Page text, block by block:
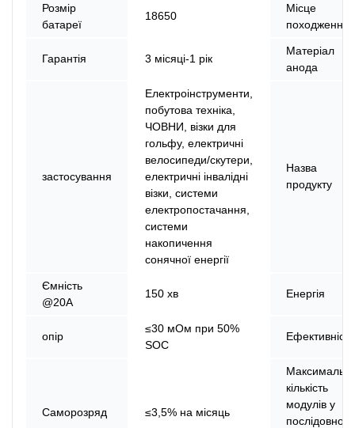
Розмір
батареї
18650
Місце
походження
Гарантія 3 місяці-1 рік
Матеріал
анода
застосування
Електроінструменти,
побутова техніка,
ЧОВНИ, візки для
гольфу, електричні
велосипеди/скутери,
електричні інвалідні
візки, системи
електропостачання,
системи
накопичення
сонячної енергії
Назва
продукту
Ємність
@20A
150 хв Енергія
опір
≤30 мОм при 50%
SOC
Ефективність
Саморозряд ≤3,5% на місяць
кількість
модулів у